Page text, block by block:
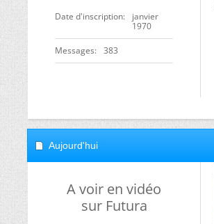
Date d'inscription
janvier
1970
Messages 383
Aujourd'hui
A voir en vidéo
sur Futura